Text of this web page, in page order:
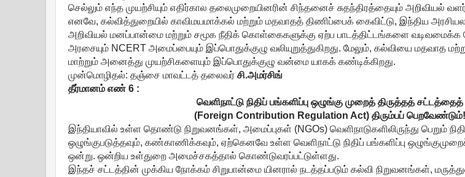
செல்லும் எந்த முயற்சியும் எதிர்கால தலைமுறையினரின் சிந்தனைச் சுதந்திரத்தையும் அறிவியல்
எனவே, கல்வித்துறையில் காவிமயமாக்கல் மற்றும் மதவாதத் திணிப்பைக் கைவிட்டு, இந்திய
அறிவியல் மனப்பான்மை மற்றும் சமூக நீதிக் கொள்கைகளுக்கு ஏற்ப பாடத்திட்டங்களை
அரசையும் NCERT அமைப்பையும் இப்பொதுக்குழு வலியுறுத்துகிறது. மேலும், கல்வியை மதவாத
மாற்றும் அனைத்து முயற்சிகளையும் இப்பொதுக்குழு வன்மை யாகக் கண்டிக்கிறது.
முன்மொழிதல்: தஞ்சை மாவட்டத் தலைவர் சி.அமர்சிங்
தீர்மானம் எண்6 :
வெளிநாட்டு நிதிப் பங்களிப்பு ஒழுங்கு முறைத் திருத்தத் சட்டத்தைத்
(Foreign Contribution Regulation Act) திரும்பப் பெறவேண்டும்!
இந்தியாவில் உள்ள தொண்டு நிறுவனங்கள், அமைப்புகள் (NGOs) வெளிநாடுகளிலிருந்து பெறும்
ஒழுங்குபடுத்தவும், கண்காணிக்கவும், ஏற்கெனவே உள்ள வெளிநாட்டு நிதிப் பங்களிப்பு
ஒன்று. ஒன்றிய உள்துறை அமைச்சகத்தால் கொண்டுவரப்பட்டுள்ளது.
இந்தச் சட்டத்தின் முக்கிய நோக்கம் சிறுபான்மை யினரால் நடத்தப்படும் கல்வி நிறுவனங்கள்,